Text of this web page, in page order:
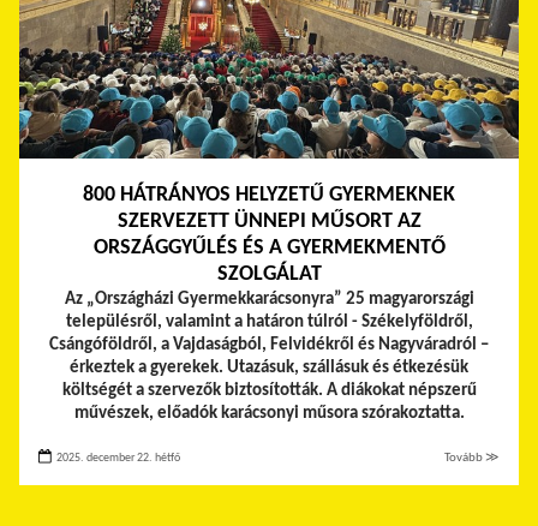
800 HÁTRÁNYOS HELYZETŰ GYERMEKNEK
SZERVEZETT ÜNNEPI MŰSORT AZ
ORSZÁGGYŰLÉS ÉS A GYERMEKMENTŐ
SZOLGÁLAT
Az „Országházi Gyermekkarácsonyra” 25 magyarországi
településről, valamint a határon túlról - Székelyföldről,
Csángóföldről, a Vajdaságból, Felvidékről és Nagyváradról –
érkeztek a gyerekek. Utazásuk, szállásuk és étkezésük
költségét a szervezők biztosították. A diákokat népszerű
művészek, előadók karácsonyi műsora szórakoztatta.
2025. december 22. hétfő Tovább ≫